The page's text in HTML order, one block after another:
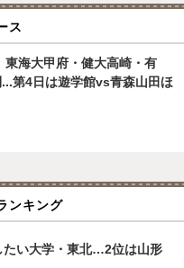
ス
東海大甲府・健大高崎・有
第4日は遊学館vs青森山田ほ
ンキング
たい大学・東北…2位は山形